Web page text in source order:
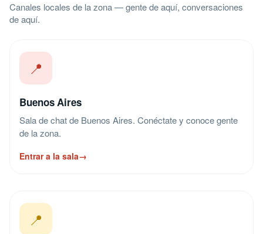
Canales locales de la zona — gente de aquí, conversaciones
de aquí.
📍
Buenos Aires
Sala de chat de Buenos Aires. Conéctate y conoce gente
de la zona.
Entrar a la sala→
📍